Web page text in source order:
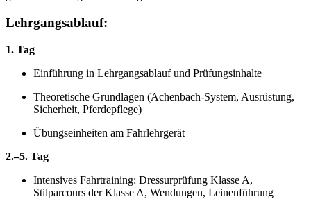
Lehrgangsablauf:
1. Tag
Einführung in Lehrgangsablauf und Prüfungsinhalte
Theoretische Grundlagen (Achenbach-System, Ausrüstung,
Sicherheit, Pferdepflege)
Übungseinheiten am Fahrlehrgerät
2.–5. Tag
Intensives Fahrtraining: Dressurprüfung Klasse A,
Stilparcours der Klasse A, Wendungen, Leinenführung